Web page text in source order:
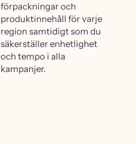
förpackningar och
produktinnehåll för varje
region samtidigt som du
säkerställer enhetlighet
och tempo i alla
kampanjer.